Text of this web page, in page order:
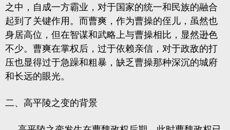
之中，自成一方霸业，对于国家的统一和民族的融合
起到了关键作用。而曹爽，作为曹操的侄儿，虽然也
身居高位，但在智谋和武略上与曹操相比，显然逊色
不少。曹爽在掌权后，过于依赖亲信，对于政敌的打
压也显得过于急躁和粗暴，缺乏曹操那种深沉的城府
和长远的眼光。
二、高平陵之变的背景